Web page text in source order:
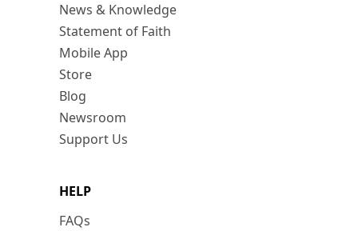
News & Knowledge
Statement of Faith
Mobile App
Store
Blog
Newsroom
Support Us
HELP
FAQs